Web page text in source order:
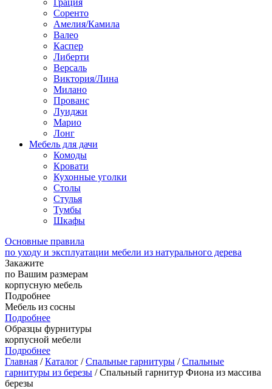
Грация
Соренто
Амелия/Камила
Валео
Каспер
Либерти
Версаль
Виктория/Лина
Милано
Прованс
Луиджи
Марио
Лонг
Мебель для дачи
Комоды
Кровати
Кухонные уголки
Столы
Стулья
Тумбы
Шкафы
Основные правила
по уходу и эксплуатации мебели из натурального дерева
Закажите
по Вашим размерам
корпусную мебель
Подробнее
Мебель из сосны
Подробнее
Образцы фурнитуры
корпусной мебели
Подробнее
Главная /Каталог /Спальные гарнитуры /Спальные
гарнитуры из березы / Спальный гарнитур Фиона из массива
березы